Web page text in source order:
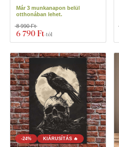
Már 3 munkanapon belül
otthonában lehet.
6 790 Ft-tól
8 990 Ft
-24% KIÁRUSÍTÁS 🔥